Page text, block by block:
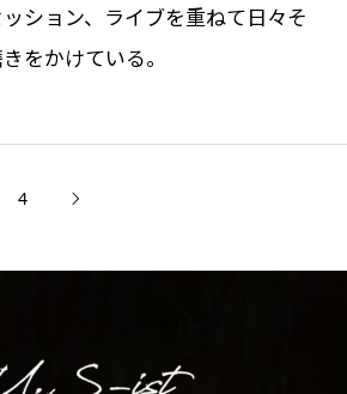
ション、ライブを重ねて日々そ
をかけている。
4 